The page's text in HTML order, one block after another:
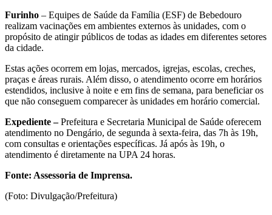
Furinho – Equipes de Saúde da Família (ESF) de Bebedouro
realizam vacinações em ambientes externos às unidades, com o
propósito de atingir públicos de todas as idades em diferentes setores
da cidade.
Estas ações ocorrem em lojas, mercados, igrejas, escolas, creches,
praças e áreas rurais. Além disso, o atendimento ocorre em horários
estendidos, inclusive à noite e em fins de semana, para beneficiar os
que não conseguem comparecer às unidades em horário comercial.
Expediente –Prefeitura e Secretaria Municipal de Saúde oferecem
atendimento no Dengário, de segunda à sexta-feira, das 7h às 19h,
com consultas e orientações específicas. Já após às 19h, o
atendimento é diretamente na UPA 24 horas.
Fonte: Assessoria de Imprensa.
(Foto: Divulgação/Prefeitura)